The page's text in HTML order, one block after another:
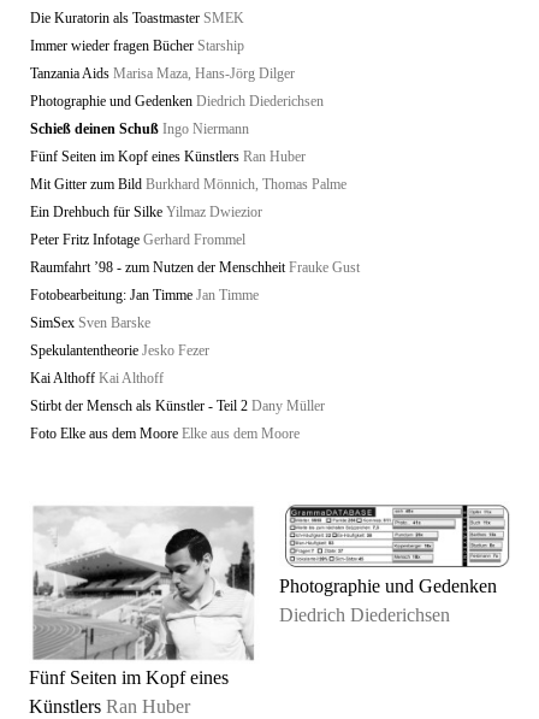
Die Kuratorin als Toastmaster SMEK
Immer wieder fragen Bücher Starship
Tanzania Aids Marisa Maza, Hans-Jörg Dilger
Photographie und Gedenken Diedrich Diederichsen
Schieß deinen Schuß Ingo Niermann
Fünf Seiten im Kopf eines Künstlers Ran Huber
Mit Gitter zum Bild Burkhard Mönnich, Thomas Palme
Ein Drehbuch für Silke Yilmaz Dwiezior
Peter Fritz Infotage Gerhard Frommel
Raumfahrt ’98 - zum Nutzen der Menschheit Frauke Gust
Fotobearbeitung: Jan Timme Jan Timme
SimSex Sven Barske
Spekulantentheorie Jesko Fezer
Kai Althoff Kai Althoff
Stirbt der Mensch als Künstler - Teil 2 Dany Müller
Foto Elke aus dem Moore Elke aus dem Moore
Fünf Seiten im Kopf eines
Künstlers Ran Huber
Photographie und Gedenken
Diedrich Diederichsen